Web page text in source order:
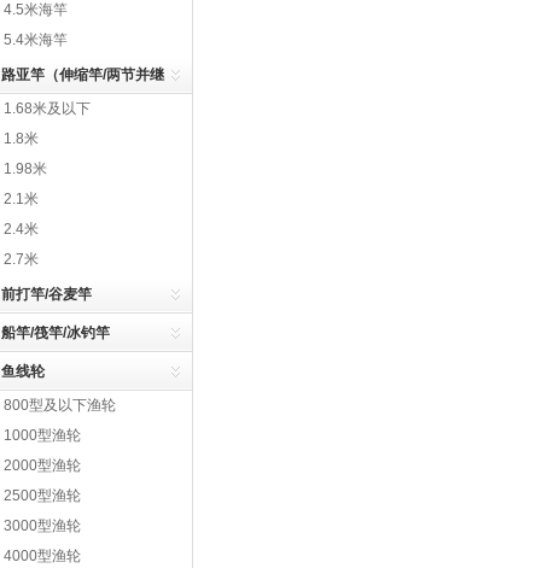
4.5米海竿
5.4米海竿
路亚竿（伸缩竿/两节并继
竿/插节竿）
1.68米及以下
1.8米
1.98米
2.1米
2.4米
2.7米
前打竿/谷麦竿
船竿/筏竿/冰钓竿
鱼线轮
800型及以下渔轮
1000型渔轮
2000型渔轮
2500型渔轮
3000型渔轮
4000型渔轮